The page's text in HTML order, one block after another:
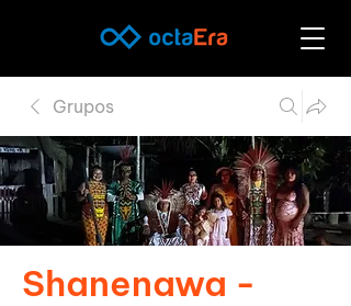
Grupos
Shanenawa -